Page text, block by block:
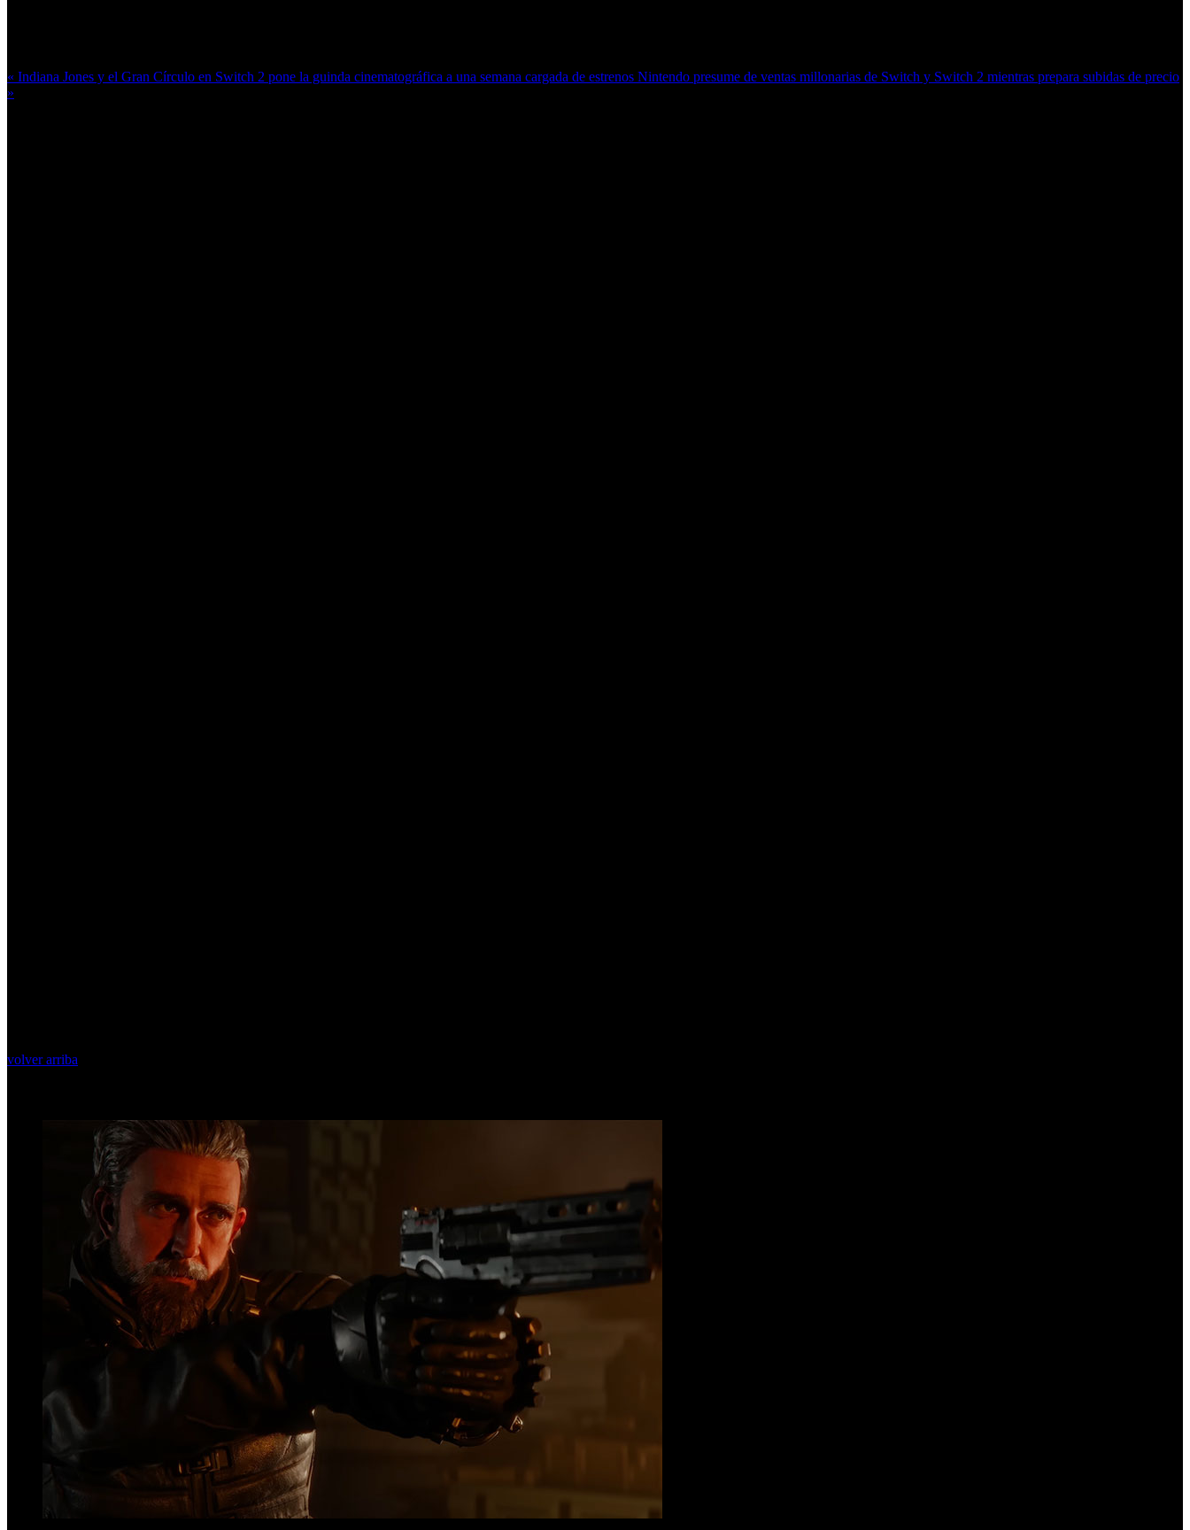
« Indiana Jones y el Gran Círculo en Switch 2 pone la guinda cinematográfica a una semana cargada de estrenos Nintendo presume de ventas millonarias de Switch y Switch 2 mientras prepara subidas de precio
»
volver arriba